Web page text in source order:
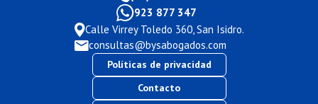
923 877 347
Calle Virrey Toledo 360, San Isidro.
consultas@bysabogados.com
Políticas de privacidad
Contacto